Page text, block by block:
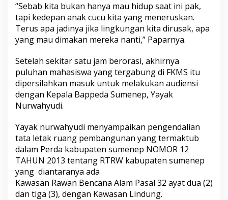
“Sebab kita bukan hanya mau hidup saat ini pak,
tapi kedepan anak cucu kita yang meneruskan.
Terus apa jadinya jika lingkungan kita dirusak, apa
yang mau dimakan mereka nanti,” Paparnya.
Setelah sekitar satu jam berorasi, akhirnya
puluhan mahasiswa yang tergabung di FKMS itu
dipersilahkan masuk untuk melakukan audiensi
dengan Kepala Bappeda Sumenep, Yayak
Nurwahyudi.
Yayak nurwahyudi menyampaikan pengendalian
tata letak ruang pembangunan yang termaktub
dalam Perda kabupaten sumenep NOMOR 12
TAHUN 2013 tentang RTRW kabupaten sumenep
yang diantaranya ada
Kawasan Rawan Bencana Alam Pasal 32 ayat dua (2)
dan tiga (3), dengan Kawasan Lindung.